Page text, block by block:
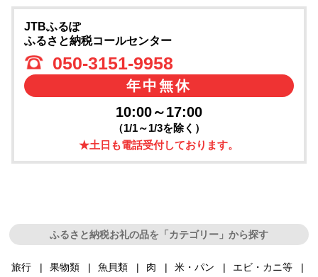
JTBふるぽ
ふるさと納税コールセンター
050-3151-9958
年中無休
10:00～17:00
（1/1～1/3を除く）
★土日も電話受付しております。
ふるさと納税お礼の品を「カテゴリー」から探す
旅行 果物類 魚貝類 肉 米・パン
エビ・カニ等